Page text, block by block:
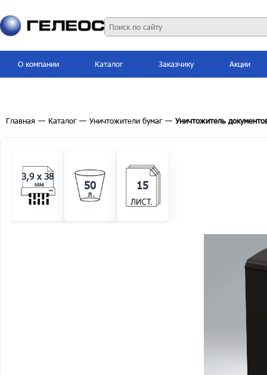
О компании Каталог Заказчику Акции
Главная — Каталог — Уничтожители бумаг — Уничтожитель
3,9 x 38
50 15